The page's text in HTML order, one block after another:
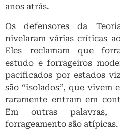
anos atrás.
Os defensores da
nivelaram várias críticas
Eles reclamam que
estudo e forrageiros
pacificados por estados
são “isolados”, que vivem
raramente entram em
Em outras palavras,
forrageamento são atípicas.